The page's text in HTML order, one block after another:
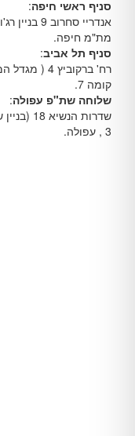
סניף ראשי חיפה:
מת"מ חיפה.
סניף תל אביב:
רח' ברקוביץ 4 (
קומה 7.
שלוחה שת"פ עפולה:
שדרות
3 , עפולה.